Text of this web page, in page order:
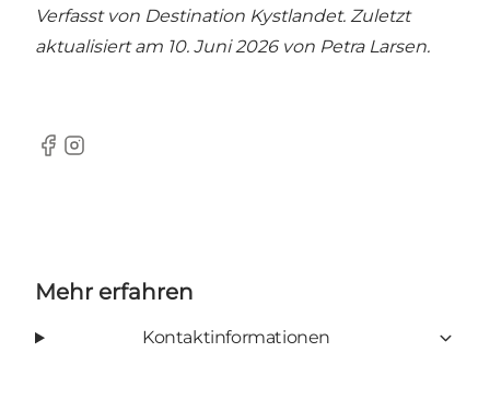
Verfasst von Destination Kystlandet. Zuletzt
aktualisiert am 10. Juni 2026 von Petra Larsen.
Facebook
Instagram
Mehr erfahren
Kontaktinformationen